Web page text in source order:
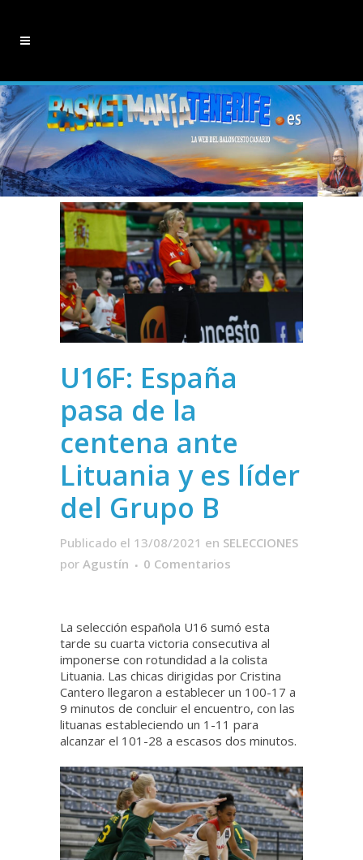
U16F: España
pasa de la
centena ante
Lituania y es líder
del Grupo B
Publicado el 13/08/2021 en SELECCIONES
por Agustín 0 Comentarios
La selección española U16 sumó esta
tarde su cuarta victoria consecutiva al
imponerse con rotundidad a la colista
Lituania. Las chicas dirigidas por Cristina
Cantero llegaron a establecer un 100-17 a
9 minutos de concluir el encuentro, con las
lituanas estableciendo un 1-11 para
alcanzar el 101-28 a escasos dos minutos.